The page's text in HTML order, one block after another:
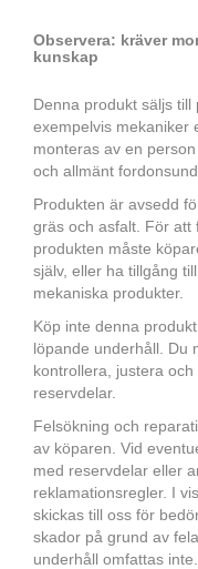
Observera: kräver
kunskap
Denna produkt säljs till
exempelvis mekaniker
monteras av en
och allmänt
Produkten är avsedd
gräs och asfalt. För att
produkten måste
själv, eller ha tillgång
mekaniska produkter.
Köp inte denna
löpande underhåll. Du
kontrollera, justera
reservdelar.
Felsökning och
av köparen. Vid
med reservdelar eller
reklamationsregler. I
skickas till oss för
skador på grund av
underhåll omfattas inte.